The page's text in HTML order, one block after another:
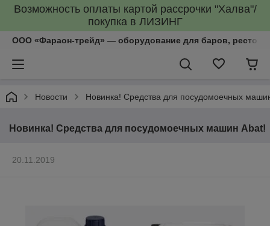
Возможность оплаты картой рассрочки "Халва"/
покупка в ЛИЗИНГ
ООО «Фараон-трейд»‎ — оборудование для баров,
Новости Новинка! Средства для посудомоечных
Новинка! Средства для посудомоечных машин Abat!
20.11.2019